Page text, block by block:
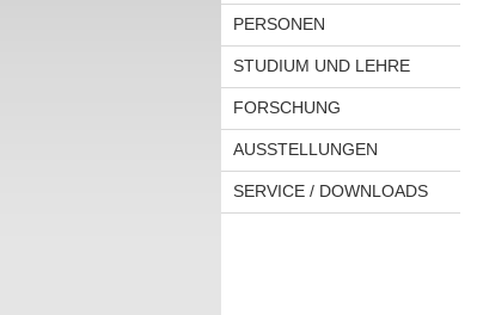
PERSONEN
STUDIUM UND LEHRE
FORSCHUNG
AUSSTELLUNGEN
SERVICE / DOWNLOADS